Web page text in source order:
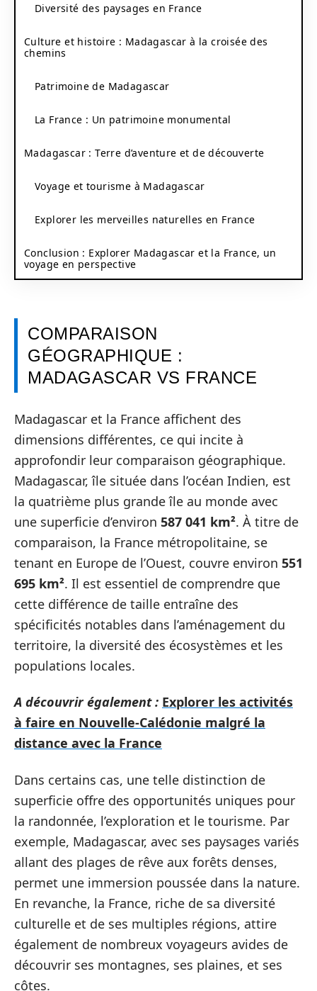
Diversité des paysages en France
Culture et histoire : Madagascar à la croisée des
chemins
Patrimoine de Madagascar
La France : Un patrimoine monumental
Madagascar : Terre d’aventure et de découverte
Voyage et tourisme à Madagascar
Explorer les merveilles naturelles en France
Conclusion : Explorer Madagascar et la France, un
voyage en perspective
COMPARAISON
GÉOGRAPHIQUE :
MADAGASCAR VS FRANCE
Madagascar et la France affichent des
dimensions différentes, ce qui incite à
approfondir leur comparaison géographique.
Madagascar, île située dans l’océan Indien, est
la quatrième plus grande île au monde avec
une superficie d’environ 587 041 km². À titre de
comparaison, la France métropolitaine, se
tenant en Europe de l’Ouest, couvre environ 551
695 km². Il est essentiel de comprendre que
cette différence de taille entraîne des
spécificités notables dans l’aménagement du
territoire, la diversité des écosystèmes et les
populations locales.
A découvrir également : Explorer les activités
à faire en Nouvelle-Calédonie malgré la
distance avec la France
Dans certains cas, une telle distinction de
superficie offre des opportunités uniques pour
la randonnée, l’exploration et le tourisme. Par
exemple, Madagascar, avec ses paysages variés
allant des plages de rêve aux forêts denses,
permet une immersion poussée dans la nature.
En revanche, la France, riche de sa diversité
culturelle et de ses multiples régions, attire
également de nombreux voyageurs avides de
découvrir ses montagnes, ses plaines, et ses
côtes.